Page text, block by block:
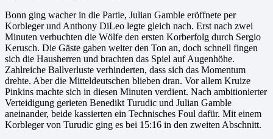
Bonn ging wacher in die Partie, Julian Gamble eröffnete per
Korbleger und Anthony DiLeo legte gleich nach. Erst nach zwei
Minuten verbuchten die Wölfe den ersten Korberfolg durch Sergio
Kerusch. Die Gäste gaben weiter den Ton an, doch schnell fingen
sich die Hausherren und brachten das Spiel auf Augenhöhe.
Zahlreiche Ballverluste verhinderten, dass sich das Momentum
drehte. Aber die Mitteldeutschen blieben dran. Vor allem Kruize
Pinkins machte sich in diesen Minuten verdient. Nach ambitionierter
Verteidigung gerieten Benedikt Turudic und Julian Gamble
aneinander, beide kassierten ein Technisches Foul dafür. Mit einem
Korbleger von Turudic ging es bei 15:16 in den zweiten Abschnitt.